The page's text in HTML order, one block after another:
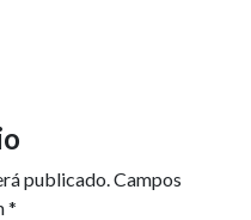
publicado.Campos
*